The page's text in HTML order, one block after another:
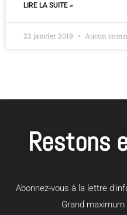
LIRE LA SUITE »
22 janvier 2019 Aucun
Restons
Abonnez-vous à la lettre
Grand